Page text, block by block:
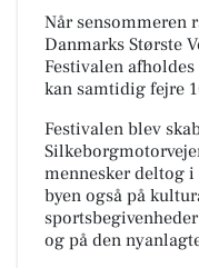
Når sensommeren
Danmarks Største
Festivalen
kan samtidig fejre
Festivalen blev
mennesker deltog
byen også på
og på den